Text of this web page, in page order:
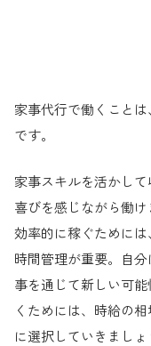
家事代行で働くこと
です。
家事スキルを活かし
喜びを感じながら働け
効率的に稼ぐためには
時間管理が重要。自
事を通じて新しい可
くためには、時給の
に選択していきましょ